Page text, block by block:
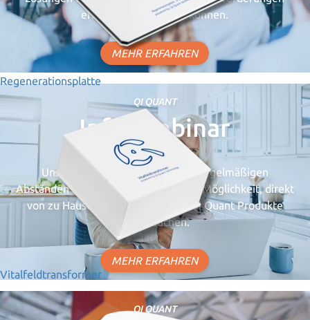
Regenerationsplatte
Vitalfeldtransformer
effektiv weiterhelfen können.
MEHR ERFAHREN
QI QUANT
Info-Webinar
Unsere Info-Webinare finden in regelmäßigen
Abständen statt und bieten Ihnen die Möglichkeit, direkt
von zu Hause aus in die Welt der Qi Quant Produkte
einzutauchen.
MEHR ERFAHREN
QI QUANT